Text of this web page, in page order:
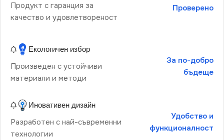
Продукт с гаранция за
качество и удовлетвореност
Проверено
Екологичен избор
Произведен с устойчиви
материали и методи
За по-добро
бъдеще
Иновативен дизайн
Разработен с най-съвременни
технологии
Удобство и
функционалност